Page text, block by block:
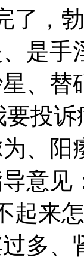
了，
是手
、替
要投
、阳
意
起来
多、